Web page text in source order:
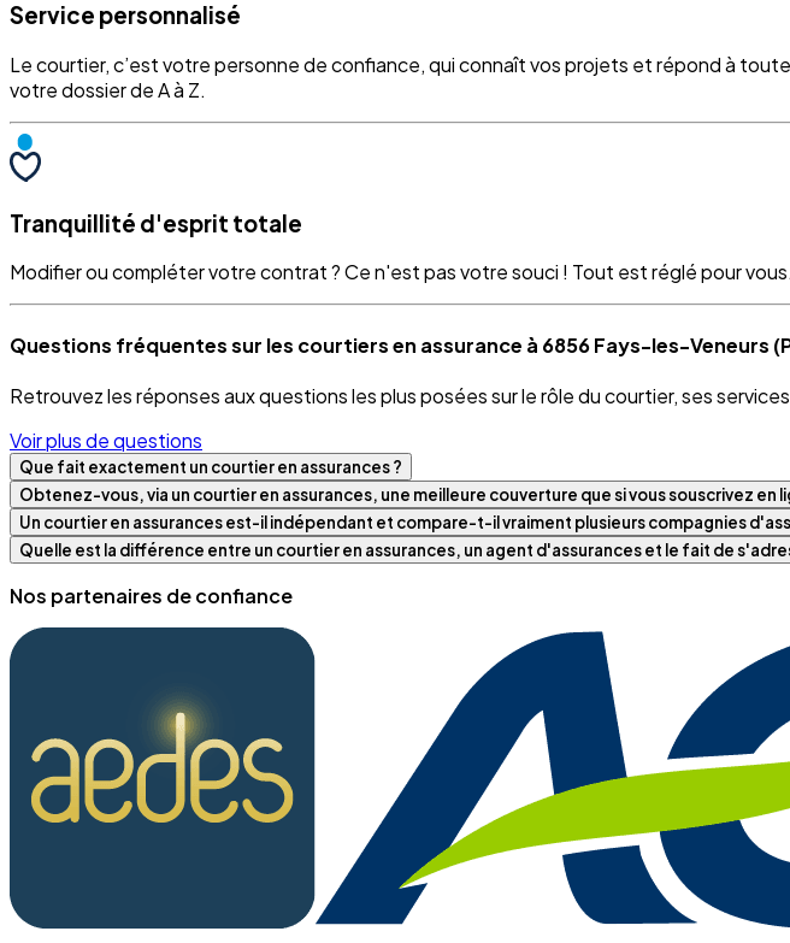
Service personnalisé
Le courtier, c’est votre personne de confiance, qui connaît vos projets et répond à
votre dossier de A à Z.
Tranquillité d'esprit totale
Modifier ou compléter votre contrat ? Ce n'est pas votre souci ! Tout est réglé pour
Questions fréquentes sur les courtiers en assurance à 6856 Fays-les-Veneurs
Retrouvez les réponses aux questions les plus posées sur le rôle du courtier, ses
Voir plus de questions
Que fait exactement un courtier en assurances ?
Obtenez-vous, via un courtier en assurances, une meilleure couverture que si vous souscrivez en
Un courtier en assurances est-il indépendant et compare-t-il vraiment plusieurs compagnies
Quelle est la différence entre un courtier en assurances, un agent d'assurances et le fait de
Nos partenaires de confiance